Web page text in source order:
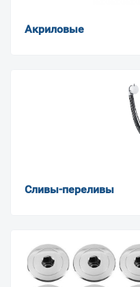
Акриловые
Сливы-переливы